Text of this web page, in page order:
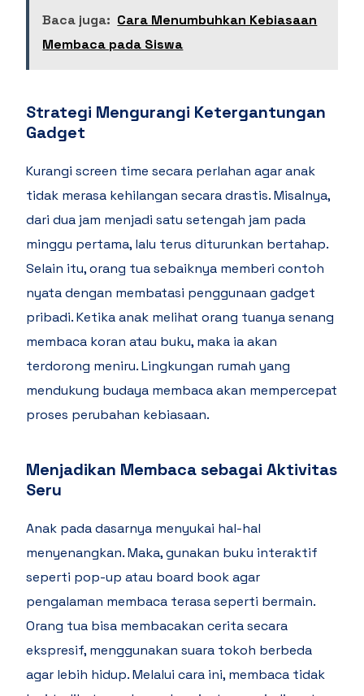
Baca juga: Cara Menumbuhkan Kebiasaan
Membaca pada Siswa
Strategi Mengurangi Ketergantungan
Gadget
Kurangi screen time secara perlahan agar anak
tidak merasa kehilangan secara drastis. Misalnya,
dari dua jam menjadi satu setengah jam pada
minggu pertama, lalu terus diturunkan bertahap.
Selain itu, orang tua sebaiknya memberi contoh
nyata dengan membatasi penggunaan gadget
pribadi. Ketika anak melihat orang tuanya senang
membaca koran atau buku, maka ia akan
terdorong meniru. Lingkungan rumah yang
mendukung budaya membaca akan mempercepat
proses perubahan kebiasaan.
Menjadikan Membaca sebagai Aktivitas
Seru
Anak pada dasarnya menyukai hal-hal
menyenangkan. Maka, gunakan buku interaktif
seperti pop-up atau board book agar
pengalaman membaca terasa seperti bermain.
Orang tua bisa membacakan cerita secara
ekspresif, menggunakan suara tokoh berbeda
agar lebih hidup. Melalui cara ini, membaca tidak